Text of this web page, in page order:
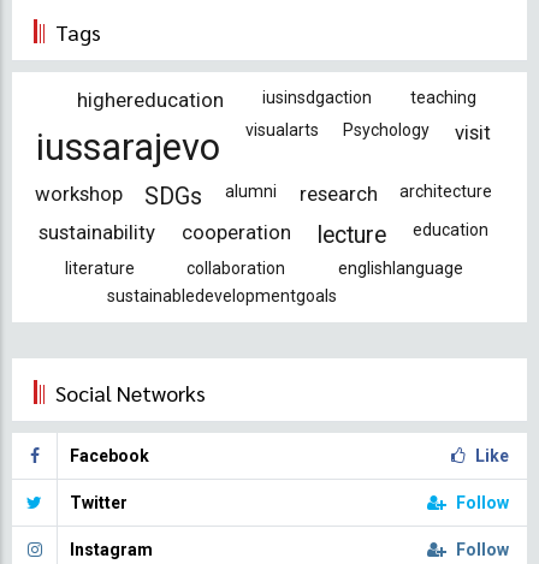
Tags
highereducation iusinsdgaction teaching
iussarajevo visualarts Psychology visit
workshop SDGs alumni research architecture
sustainability cooperation lecture
education
literature
collaboration
englishlanguage
sustainabledevelopmentgoals
Social Networks
Facebook Like
Twitter Follow
Instagram Follow